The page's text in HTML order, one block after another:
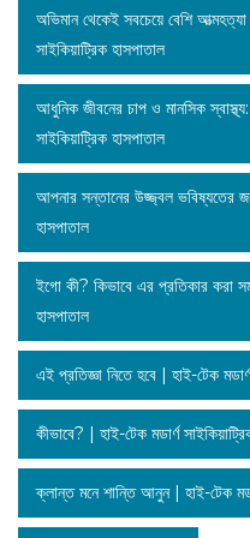
অভিমান থেকেই সবচেয়ে বেশি আত্মহত্যা
সাইকিয়াট্রিক হাসপাতাল
আধুনিক জীবনের চাপ ও মানসিক
সাইকিয়াট্রিক হাসপাতাল
আপনার সন্তানের উজ্জ্বল ভবিষ্যতের
হাসপাতাল
ইগো কী? কিভাবে এর প্রতিকার করা
হাসপাতাল
এই প্রতিজ্ঞা নিতে হবে | হাই-টেক
কীভাবে? | হাই-টেক মডার্ণ
ক্লান্ত মনে শান্তি আনুন | হাই-টেক